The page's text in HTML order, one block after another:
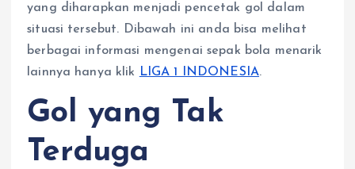
yang diharapkan menjadi pencetak gol dalam
situasi tersebut. Dibawah ini anda bisa melihat
berbagai informasi mengenai sepak bola menarik
lainnya hanya klik
LIGA 1 INDONESIA.
Gol yang Tak
Terduga